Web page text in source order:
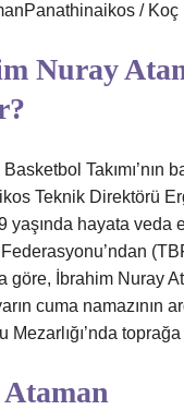
/ Koç
Nuray
Takımı’nın
Teknik Direktörü
yaşında hayata veda
göre, İbrahim Nuray
cuma namazının
Mezarlığı’nda